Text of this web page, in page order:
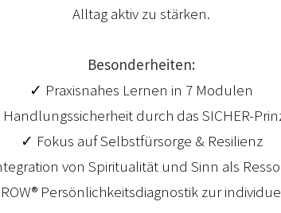
Alltag aktiv zu stärken.
Besonderheiten:
✓ Praxisnahes Lernen in 7 Modulen
durch das SICHER-
✓ Fokus auf Selbstfürsorge & Resilienz
von Spiritualität und Sinn als
Persönlichkeitsdiagnostik zur